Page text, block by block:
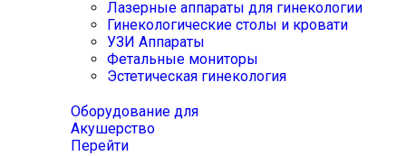
Лазерные аппараты для гинекологии
Гинекологические столы и кровати
УЗИ Аппараты
Фетальные мониторы
Эстетическая гинекология
Оборудование для
Акушерство
Перейти